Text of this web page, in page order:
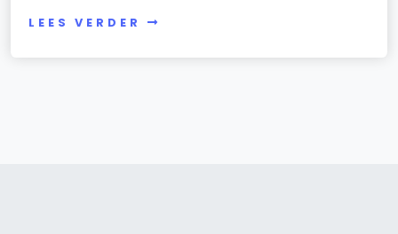
LEES VERDER